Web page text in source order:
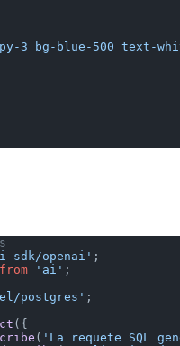
3 bg-blue-500 text-
sdk/openai' ;
from 'ai' ;
postgres' ;
({
( 'La requete SQL